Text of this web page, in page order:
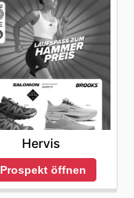
Hervis
Prospekt öffnen